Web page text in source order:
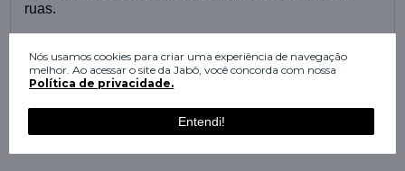
ruas.
Nós usamos cookies para criar uma experiência de navegação
melhor. Ao acessar o site da Jabô, você concorda com nossa
Política de privacidade.
Entendi!